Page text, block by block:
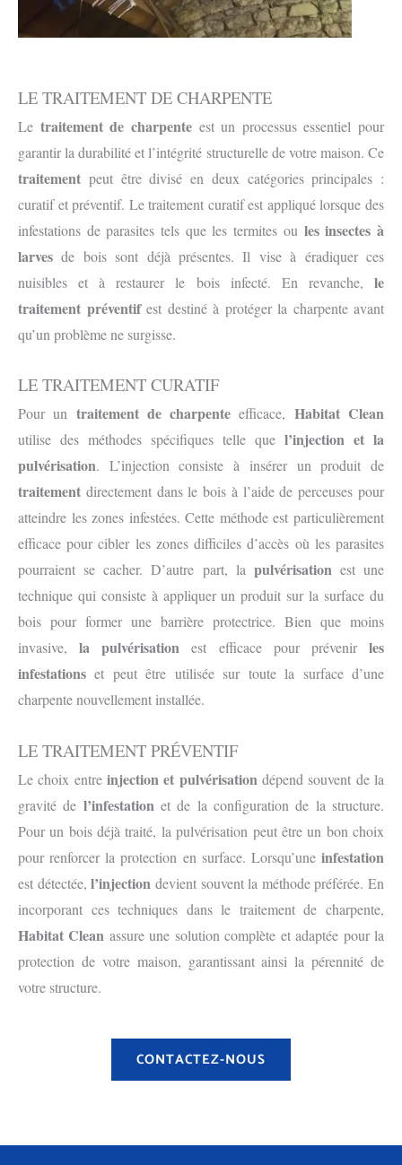
LE TRAITEMENT DE CHARPENTE
Le traitement de charpenteest un processus essentiel pour
garantir la durabilité et l’intégrité structurelle de votre maison. Ce
traitement peut être divisé en deux catégories principales :
curatif et préventif. Le traitement curatif est appliqué lorsque des
infestations de parasites tels que les termites ou les insectes à
larves de bois sont déjà présentes. Il vise à éradiquer ces
nuisibles et à restaurer le bois infecté. En revanche, le
traitement préventifest destiné à protéger la charpente avant
qu’un problème ne surgisse.
LE TRAITEMENT CURATIF
Pour un traitement de charpente efficace, Habitat Clean
utilise des méthodes spécifiques telle que l’injection et la
pulvérisation. L’injection consiste à insérer un produit de
traitement directement dans le bois à l’aide de perceuses pour
atteindre les zones infestées. Cette méthode est particulièrement
efficace pour cibler les zones difficiles d’accès où les parasites
pourraient se cacher. D’autre part, la pulvérisationest une
technique qui consiste à appliquer un produit sur la surface du
bois pour former une barrière protectrice. Bien que moins
invasive,la pulvérisation est efficace pour prévenirles
infestations et peut être utilisée sur toute la surface d’une
charpente nouvellement installée.
LE TRAITEMENT PRÉVENTIF
Le choix entre injection et pulvérisation dépend souvent de la
gravité de l’infestation et de la configuration de la structure.
Pour un bois déjà traité, la pulvérisation peut être un bon choix
pour renforcer la protection en surface. Lorsqu’une infestation
est détectée,l’injection devient souvent la méthode préférée. En
incorporant ces techniques dans le traitement de charpente,
Habitat Clean assure une solution complète et adaptée pour la
protection de votre maison, garantissant ainsi la pérennité de
votre structure.
CONTACTEZ-NOUS